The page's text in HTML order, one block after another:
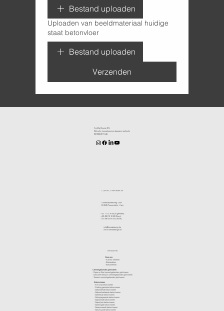
Bestand uploaden
Uploaden van beeldmateriaal huidige
staat betonvloer
Bestand uploaden
Verzenden
KenDa Design BV.
Stijlvolle vloeroplossing, duurzame perfectie
BE1030.911.545
CONTACT INFORMATIE
Olmensesteenweg 124B
B-3945 Tessenderlo - Ham
+32 11 72 76 55
(Algemeen)
+32 498 10 16 59
(Davy)
+32 496 30 65 30
(Leslie)
info@kendadesign.be
www.kendadesign.be
NAVIGATIE
Over ons
-Advies verlenen
- Behandelen
- Beschermen
Cementgebonden gietvloeren
- Peper en Zout cementgebonden gietvloeren
- Gewolkte terrazzo cementgebonden gietvloeren
- Terrazzo cementgebonden gietvloeren
Betonvloeren
Anti-slip betonvloeren
Coating gestripte betonvloeren
Geborstelde betonvloeren
Gebouchardeerde betonvloeren
Gefreesde betonvloeren
Geïmpregneerde betonvloeren
Gepolierde betonvloeren
Gepolijste betonvloeren
- Gereinigde betonvloeren
Gerenoveerde betonvloeren
Geschuurde betonvloeren